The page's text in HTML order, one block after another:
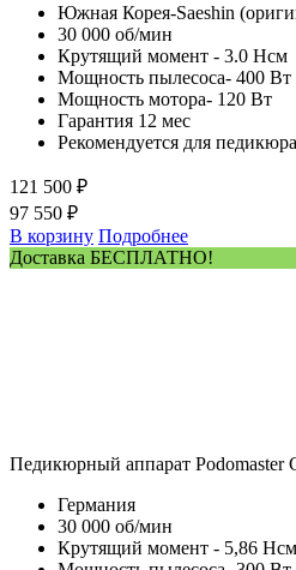
Южная Корея-Saeshin
30 000 об/мин
Крутящий момент - 3.0 Нсм
Мощность пылесоса- 400 Вт
Мощность мотора- 120 Вт
Гарантия 12 мес
Рекомендуется для
121 500 ₽
97 550 ₽
В корзину Подробнее
Доставка БЕСПЛАТНО!
Педикюрный аппарат Podomaster
Германия
30 000 об/мин
Крутящий момент - 5,86 Нсм